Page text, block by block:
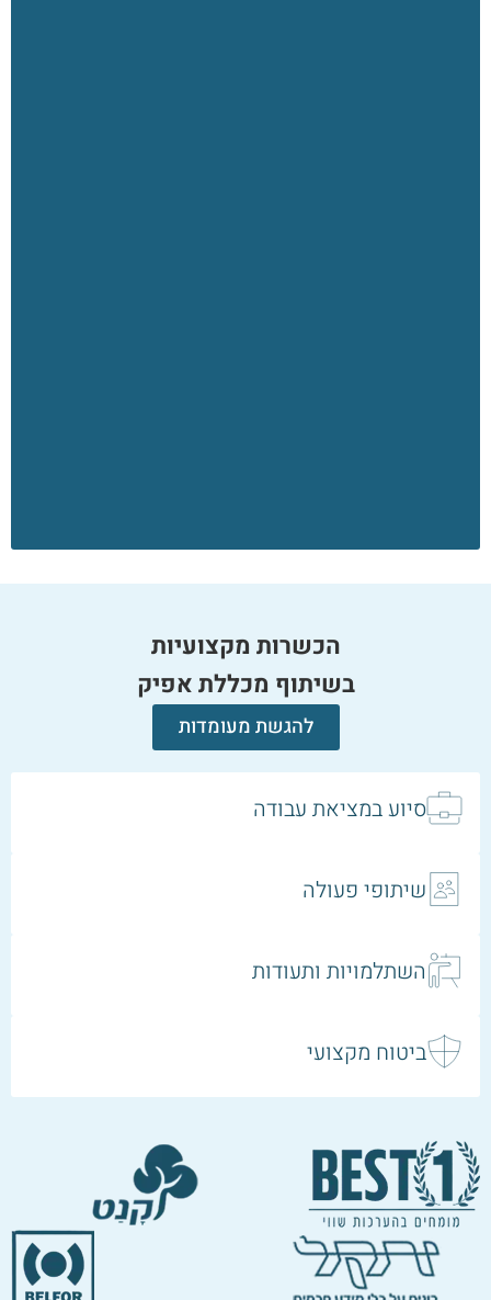
הכשרות מקצועיות
בשיתוף מכללת אפיק
להגשת מעומדות
סיוע במציאת עבודה
שיתופי פעולה
השתלמויות ותעודות
ביטוח מקצועי